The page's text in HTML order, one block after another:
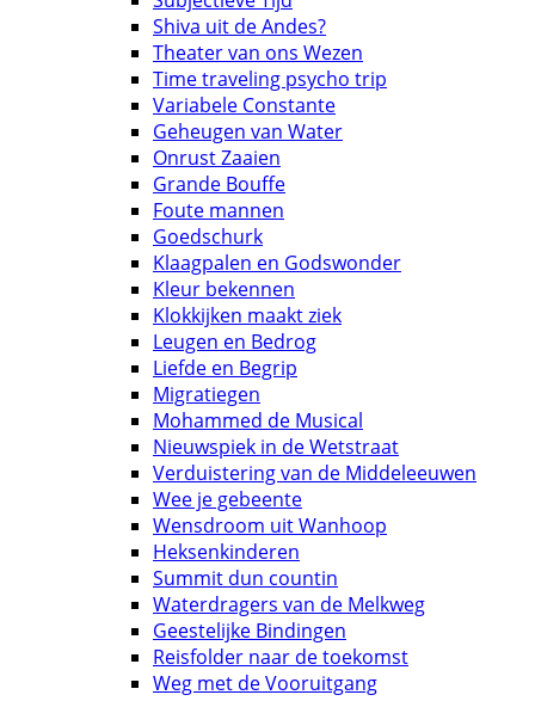
Shiva uit de Andes?
Theater van ons Wezen
Time traveling psycho trip
Variabele Constante
Geheugen van Water
Onrust Zaaien
Grande Bouffe
Foute mannen
Goedschurk
Klaagpalen en Godswonder
Kleur bekennen
Klokkijken maakt ziek
Leugen en Bedrog
Liefde en Begrip
Migratiegen
Mohammed de Musical
Nieuwspiek in de Wetstraat
Verduistering van de Middeleeuwen
Wee je gebeente
Wensdroom uit Wanhoop
Heksenkinderen
Summit dun countin
Waterdragers van de Melkweg
Geestelijke Bindingen
Reisfolder naar de toekomst
Weg met de Vooruitgang